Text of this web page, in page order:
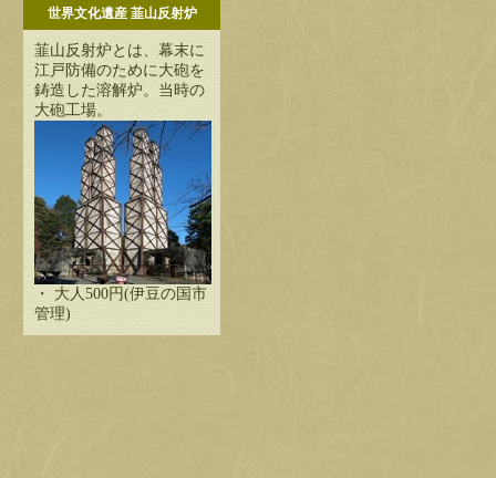
世界文化遺産 韮山反射炉
韮山反射炉とは、幕末に
江戸防備のために大砲を
鋳造した溶解炉。当時の
大砲工場。
・ 大人500円(伊豆の国市
管理)